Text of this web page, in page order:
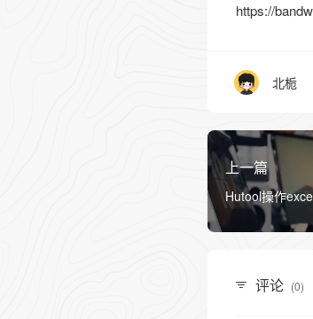
https://
北栀
上一篇
Hutool操作
评论 (0)